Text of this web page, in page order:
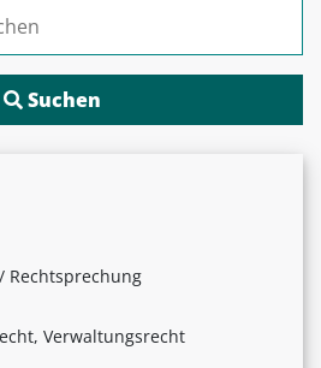
Rechtsprechung
Verwaltungsrecht